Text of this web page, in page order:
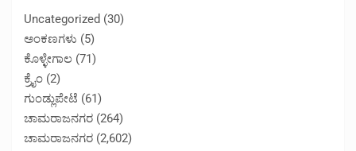
Uncategorized (30)
ಅಂಕಣಗಳು (5)
ಕೊಳ್ಳೇಗಾಲ (71)
ಕ್ರೈಂ (2)
ಗುಂಡ್ಲುಪೇಟೆ (61)
ಚಾಮರಾಜನಗರ (264)
ಚಾಮರಾಜನಗರ (2,602)